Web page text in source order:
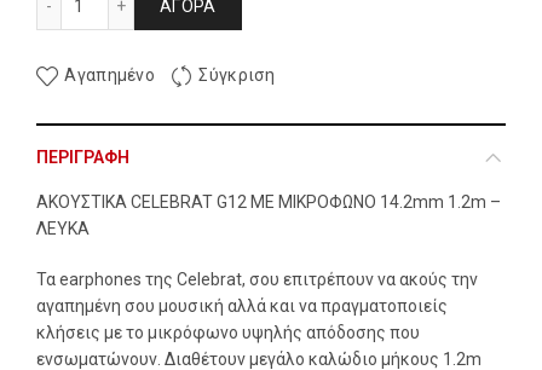
ΑΓΟΡΆ
Αγαπημένο Σύγκριση
ΠΕΡΙΓΡΑΦΉ
ΑΚΟΥΣΤΙΚΑ CELEBRAT G12 ΜΕ ΜΙΚΡΟΦΩΝΟ 14.2mm 1.2m –
ΛΕΥΚΑ
Τα earphones της Celebrat, σου επιτρέπουν να ακούς την
αγαπημένη σου μουσική αλλά και να πραγματοποιείς
κλήσεις με το μικρόφωνο υψηλής απόδοσης που
ενσωματώνουν. Διαθέτουν μεγάλο καλώδιο μήκους 1.2m